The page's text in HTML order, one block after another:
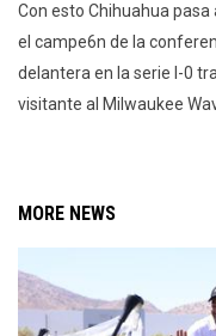
Con esto Chihuahua
el campe6n de la
delantera en la serie l-0
visitante al Milwaukee
MORE NEWS